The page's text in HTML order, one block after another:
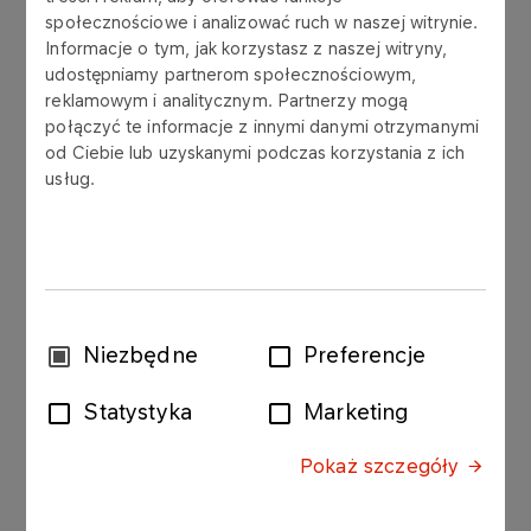
społecznościowe i analizować ruch w naszej witrynie.
Informacje o tym, jak korzystasz z naszej witryny,
udostępniamy partnerom społecznościowym,
reklamowym i analitycznym. Partnerzy mogą
połączyć te informacje z innymi danymi otrzymanymi
od Ciebie lub uzyskanymi podczas korzystania z ich
usług.
WybórNiezbędne Preferencje
Statystyka Marketing
Pokaż szczegóły
podstawie par. 35 ust. 1 Statutu Spółki powołał
Pana Piotra Woźniaka do składu Rady Nadzorczej
PGNiG z dniem 4 grudnia 2015 roku.
Pan Piotr Woźniak oświadczył, że nie wykonuje
działalności konkurencyjnej w stosunku do
działalności wykonywanej w Spółce, nie jest
ustawy o KRS.
Pozostałe informacje określone w § 28
lutego 2009 roku w sprawie informacji bieżących i